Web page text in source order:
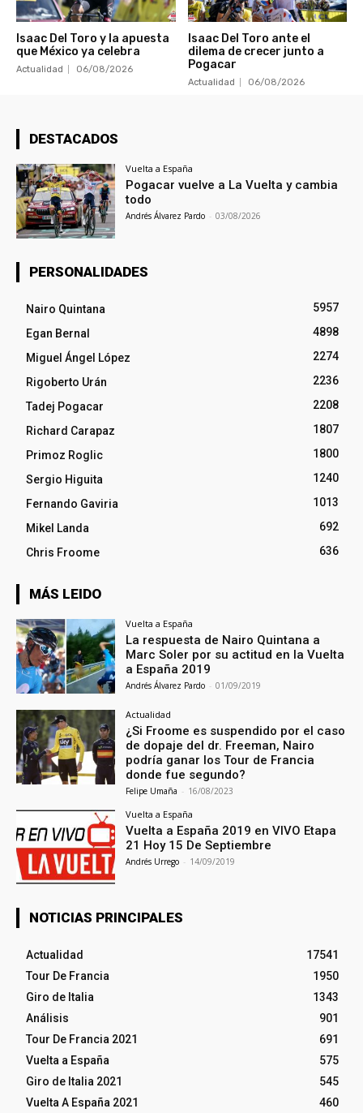
Isaac Del Toro y la apuesta
que México ya celebra
Actualidad 06/08/2026
Isaac Del Toro ante el
dilema de crecer junto a
Pogacar
Actualidad 06/08/2026
DESTACADOS
Vuelta a España
Pogacar vuelve a La Vuelta y cambia
todo
Andrés Álvarez Pardo - 03/08/2026
PERSONALIDADES
Nairo Quintana
5957
Egan Bernal
4898
Miguel Ángel López
2274
Rigoberto Urán
2236
Tadej Pogacar
2208
Richard Carapaz
1807
Primoz Roglic
1800
Sergio Higuita
1240
Fernando Gaviria
1013
Mikel Landa
692
Chris Froome
636
MÁS LEIDO
Vuelta a España
La respuesta de Nairo Quintana a
Marc Soler por su actitud en la Vuelta
a España 2019
Andrés Álvarez Pardo - 01/09/2019
Actualidad
¿Si Froome es suspendido por el caso
de dopaje del dr. Freeman, Nairo
podría ganar los Tour de Francia
donde fue segundo?
Felipe Umaña - 16/08/2023
Vuelta a España
Vuelta a España 2019 en VIVO Etapa
21 Hoy 15 De Septiembre
Andrés Urrego - 14/09/2019
NOTICIAS PRINCIPALES
Actualidad
17541
Tour De Francia
1950
Giro de Italia
1343
Análisis
901
Tour De Francia 2021
691
Vuelta a España
575
Giro de Italia 2021
545
Vuelta A España 2021
460